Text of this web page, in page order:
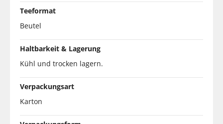
Teeformat
Beutel
Haltbarkeit & Lagerung
Kühl und trocken lagern.
Verpackungsart
Karton